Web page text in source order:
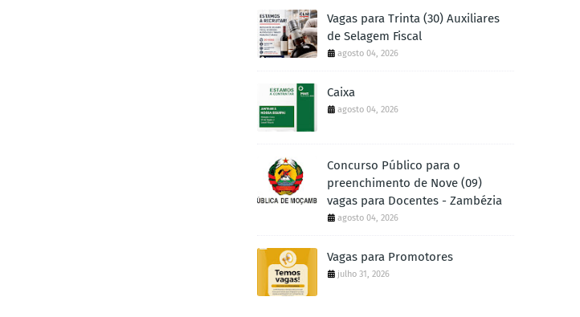
Vagas para Trinta (30) Auxiliares
de Selagem Fiscal
agosto 04, 2026
Caixa
agosto 04, 2026
Concurso Público para o
preenchimento de Nove (09)
vagas para Docentes - Zambézia
agosto 04, 2026
Vagas para Promotores
julho 31, 2026